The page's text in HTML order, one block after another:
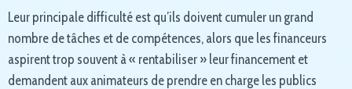
Leur principale difficulté est qu’ils doivent cumuler un grand
nombre de tâches et de compétences, alors que les financeurs
aspirent trop souvent à « rentabiliser » leur financement et
demandent aux animateurs de prendre en charge les publics